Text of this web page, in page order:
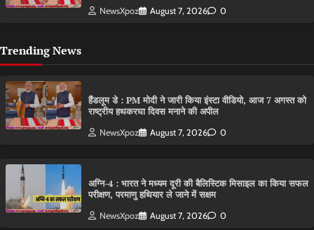
NewsXpoz August 7, 2026 0
Trending News
हैंडलूम डे : PM मोदी ने जारी किया इंस्टा वीडियो, आज 7 अगस्त को
राष्ट्रीय हथकरघा दिवस मनाने की अपील
NewsXpoz August 7, 2026 0
अग्नि-4 : भारत ने मध्यम दूरी की बैलिस्टिक मिसाइल का किया सफल
परीक्षण, परमाणु हथियार ले जाने में सक्षम
NewsXpoz August 7, 2026 0